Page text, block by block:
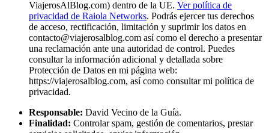
ViajerosAlBlog.com) dentro de la UE. Ver política de
privacidad de Raiola Networks. Podrás ejercer tus derechos
de acceso, rectificación, limitación y suprimir los datos en
contacto@viajerosalblog.com así como el derecho a presentar
una reclamación ante una autoridad de control. Puedes
consultar la información adicional y detallada sobre
Protección de Datos en mi página web:
https://viajerosalblog.com, así como consultar mi política de
privacidad.
Responsable: David Vecino de la Guía.
Finalidad: Controlar spam, gestión de comentarios, prestar